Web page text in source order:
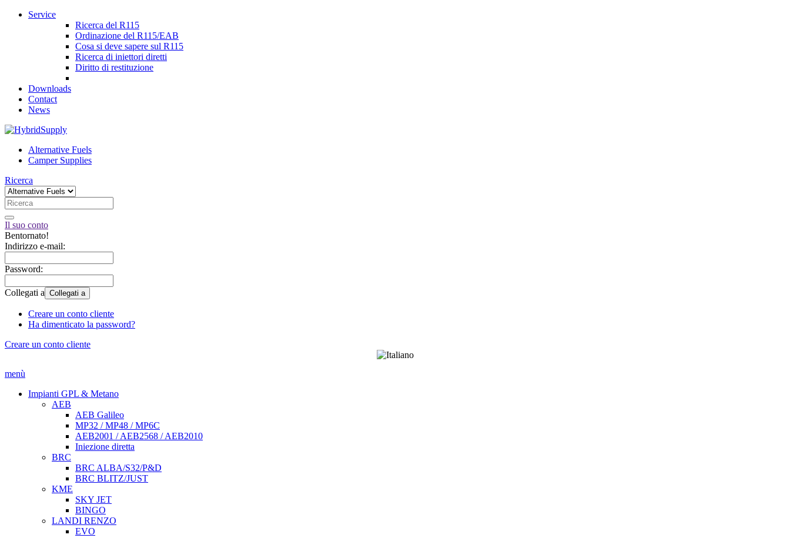
Service
Ricerca del R115
Ordinazione del R115/EAB
Cosa si deve sapere sul R115
Ricerca di iniettori diretti
Diritto di restituzione
Downloads
Contact
News
Alternative Fuels
Camper Supplies
Ricerca
Il suo conto
Bentornato!
Indirizzo e-mail:
Password:
Collegati a Collegati a
Creare un conto cliente
Ha dimenticato la password?
Creare un conto cliente
menù
Impianti GPL & Metano
AEB
AEB Galileo
MP32 / MP48 / MP6C
AEB2001 / AEB2568 / AEB2010
Iniezione diretta
BRC
BRC ALBA/S32/P&D
BRC BLITZ/JUST
KME
SKY JET
BINGO
LANDI RENZO
EVO